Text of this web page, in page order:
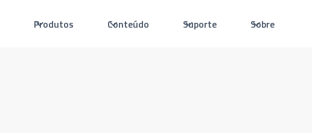
Produtos Conteúdo Suporte Sobre